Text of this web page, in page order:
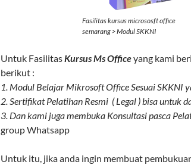
Fasilitas kursus micrososft office
semarang > Modul SKKNI
Untuk FasilitasKursus Ms Officeyang kami
berikut :
1. Modul Belajar Mikrosoft Office Sesuai SKKNI
2. Sertifikat Pelatihan Resmi ( Legal ) bisa untuk
3. Dan kami juga membuka Konsultasi pasca
group Whatsapp
Untuk itu, jika anda ingin membuat